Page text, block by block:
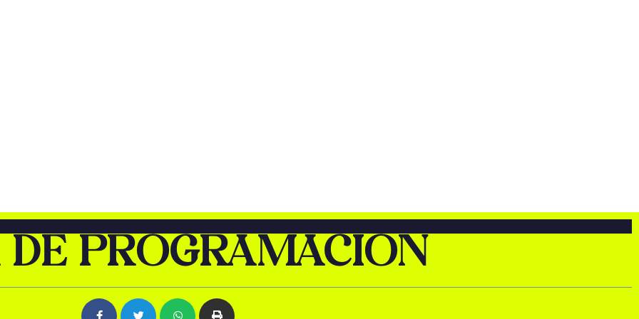
DE PROGRAMACIÓN